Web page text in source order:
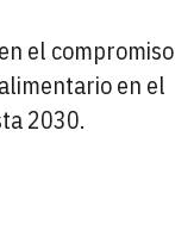
el compromiso
en el
2030.